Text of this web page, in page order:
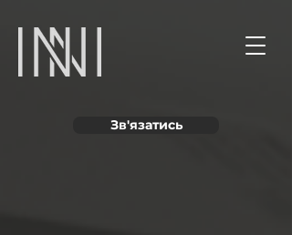
Зв'язатись